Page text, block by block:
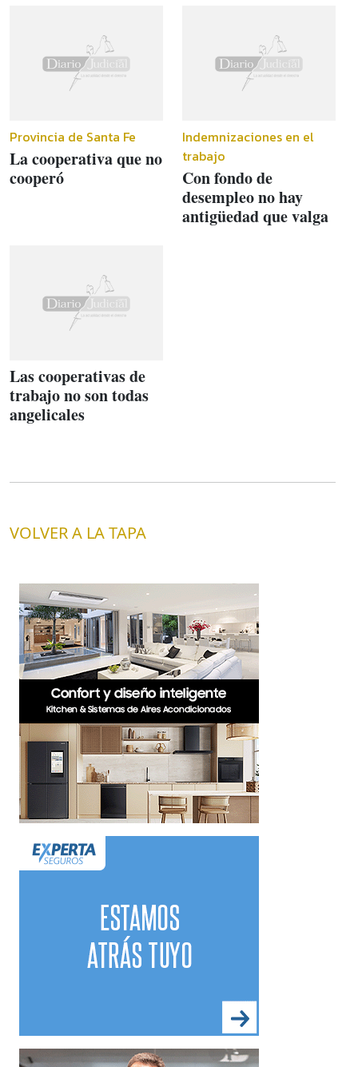
Provincia de Santa Fe
La cooperativa que no
cooperó
Indemnizaciones en el
trabajo
Con fondo de
desempleo no hay
antigüedad que valga
Las cooperativas de
trabajo no son todas
angelicales
VOLVER A LA TAPA